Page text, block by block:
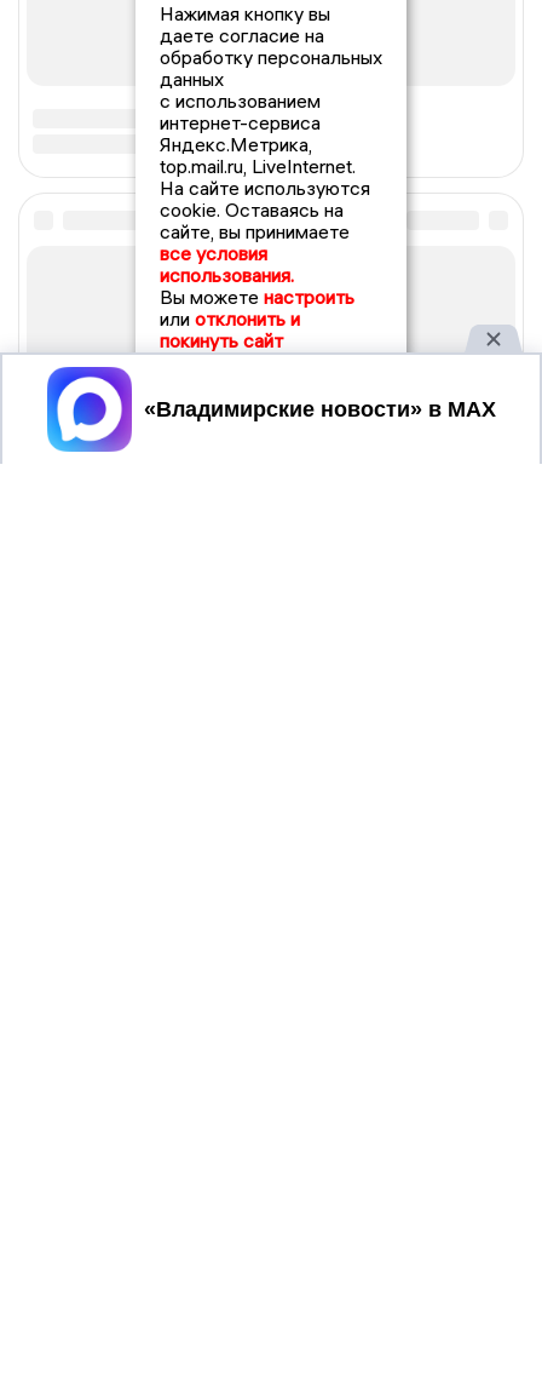
Нажимая кнопку вы
даете согласие на
обработку персональных
данных
с использованием
интернет-сервиса
Яндекс.Метрика,
top.mail.ru, LiveInternet.
На сайте используются
cookie. Оставаясь на
сайте, вы принимаете
все условия
использования.
Вы можете настроить
или отклонить и
покинуть сайт
Принять